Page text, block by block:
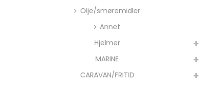
Olje/smøremidler
Annet
Hjelmer
MARINE
CARAVAN/FRITID